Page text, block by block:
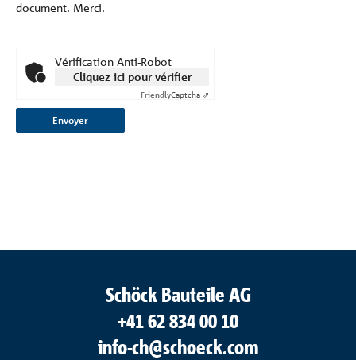
document. Merci.
Vérification Anti-Robot
Cliquez ici pour vérifier
FriendlyCaptcha ⇗
Envoyer
Schöck Bauteile AG
+41 62 834 00 10
info-ch@schoeck.com